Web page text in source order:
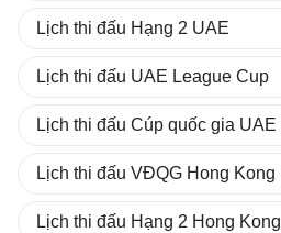
Lịch thi đấu Hạng 2 UAE
Lịch thi đấu UAE League Cup
Lịch thi đấu Cúp quốc gia UAE
Lịch thi đấu VĐQG Hong Kong
Lịch thi đấu Hạng 2 Hong Kong